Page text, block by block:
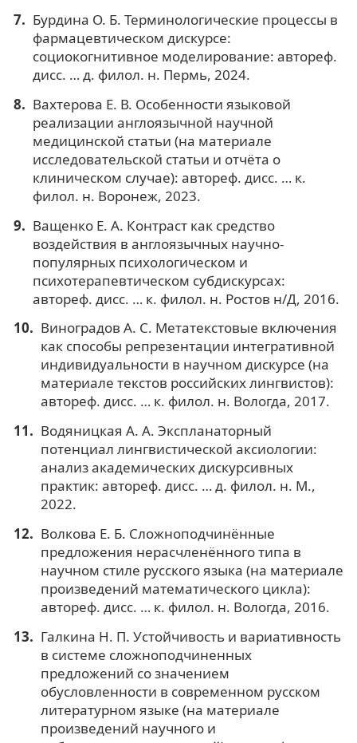
Бурдина О. Б. Терминологические процессы в
фармацевтическом дискурсе:
социокогнитивное моделирование: автореф.
дисс. … д. филол. н. Пермь, 2024.
Вахтерова Е. В. Особенности языковой
реализации англоязычной научной
медицинской статьи (на материале
исследовательской статьи и отчёта о
клиническом случае): автореф. дисс. … к.
филол. н. Воронеж, 2023.
Ващенко Е. А. Контраст как средство
воздействия в англоязычных научно-
популярных психологическом и
психотерапевтическом субдискурсах:
автореф. дисс. … к. филол. н. Ростов н/Д, 2016.
Виноградов А. С. Метатекстовые включения
как способы репрезентации интегративной
индивидуальности в научном дискурсе (на
материале текстов российских лингвистов):
автореф. дисс. … к. филол. н. Вологда, 2017.
Водяницкая А. А. Экспланаторный
потенциал лингвистической аксиологии:
анализ академических дискурсивных
практик: автореф. дисс. … д. филол. н. М.,
2022.
Волкова Е. Б. Сложноподчинённые
предложения нерасчленённого типа в
научном стиле русского языка (на материале
произведений математического цикла):
автореф. дисс. … к. филол. н. Вологда, 2016.
Галкина Н. П. Устойчивость и вариативность
в системе сложноподчиненных
предложений со значением
обусловленности в современном русском
литературном языке (на материале
произведений научного и